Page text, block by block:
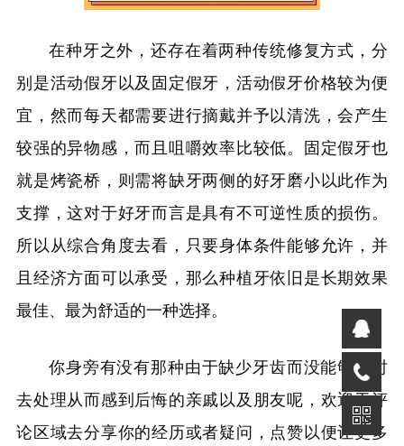
在种牙之外，还存在着两种传统修复方式，分
别是活动假牙以及固定假牙，活动假牙价格较为便
宜，然而每天都需要进行摘戴并予以清洗，会产生
较强的异物感，而且咀嚼效率比较低。固定假牙也
就是烤瓷桥，则需将缺牙两侧的好牙磨小以此作为
支撑，这对于好牙而言是具有不可逆性质的损伤。
所以从综合角度去看，只要身体条件能够允许，并
且经济方面可以承受，那么种植牙依旧是长期效果
最佳、最为舒适的一种选择。
你身旁有没有那种由于缺少牙齿而没能够及时
去处理从而感到后悔的亲戚以及朋友呢，欢迎于评
论区域去分享你的经历或者疑问，点赞以便让更多